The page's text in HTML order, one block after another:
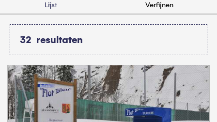
Lijst Verfijnen
32 resultaten